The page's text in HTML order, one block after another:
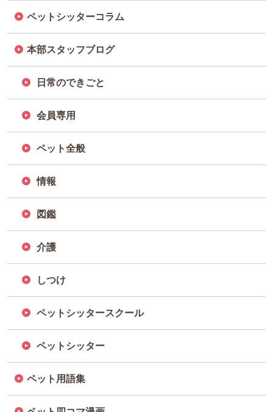
ペットシッターコラム
本部スタッフブログ
日常のできごと
会員専用
ペット全般
情報
図鑑
介護
しつけ
ペットシッタースクール
ペットシッター
ペット用語集